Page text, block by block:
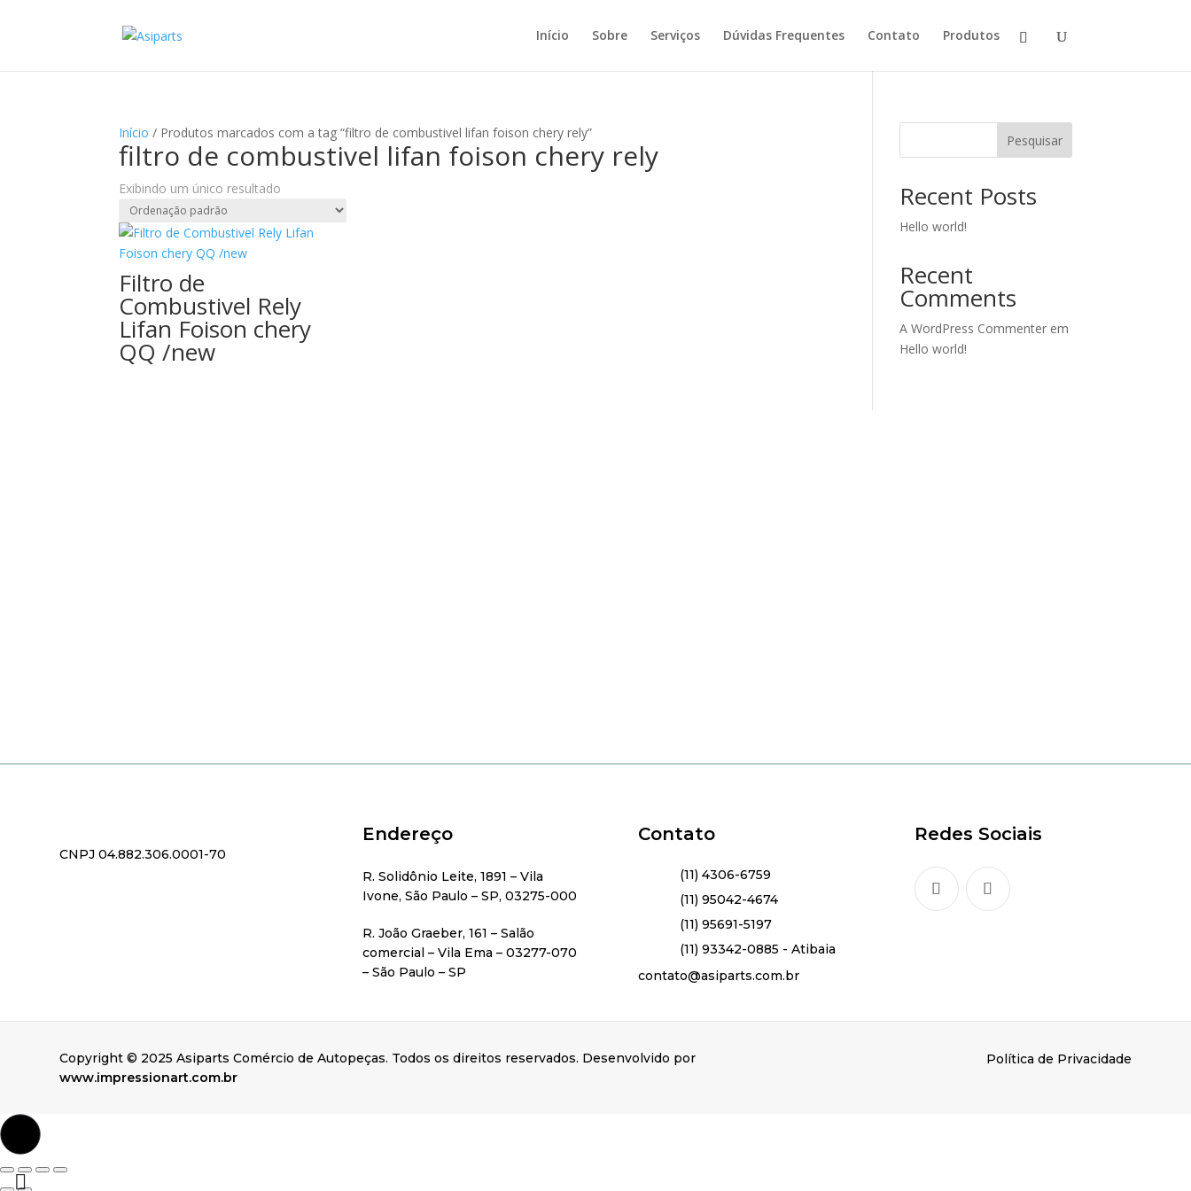
Início Sobre Serviços Dúvidas Frequentes Contato Produtos
Início / Produtos marcados com a tag “filtro de combustivel lifan foison chery rely”
filtro de combustivel lifan foison chery rely
Exibindo um único resultado
Filtro de
Combustivel Rely
Lifan Foison chery
QQ /new
Pesquisar
Recent Posts
Hello world!
Recent
Comments
A WordPress Commenter em
Hello world!
CNPJ 04.882.306.0001-70
Endereço
R. Solidônio Leite, 1891 – Vila
Ivone, São Paulo – SP, 03275-000
R. João Graeber, 161 – Salão
comercial – Vila Ema – 03277-070
– São Paulo – SP
Contato
(11) 4306-6759
(11) 95042-4674
(11) 95691-5197
(11) 93342-0885 - Atibaia
contato@asiparts.com.br
Redes Sociais
Copyright © 2025 Asiparts Comércio de Autopeças. Todos os direitos reservados. Desenvolvido por
www.impressionart.com.br
Política de Privacidade